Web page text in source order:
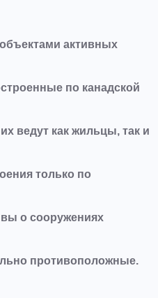
активных
по канадской
ведут как жильцы, так и
только по
о сооружениях
противоположные.